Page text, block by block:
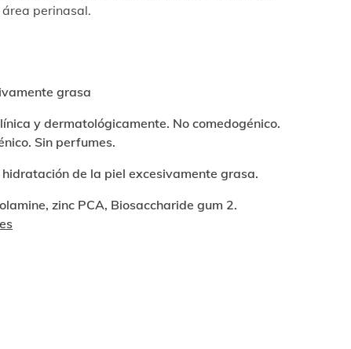
perinasal.
grasa
y dermatológicamente. No comedogénico.
Sin perfumes.
hidratación de la piel excesivamente grasa.
zinc PCA, Biosaccharide gum 2.